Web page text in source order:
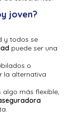
joven?
y todos se
puede ser una
o
la alternativa
más flexible,